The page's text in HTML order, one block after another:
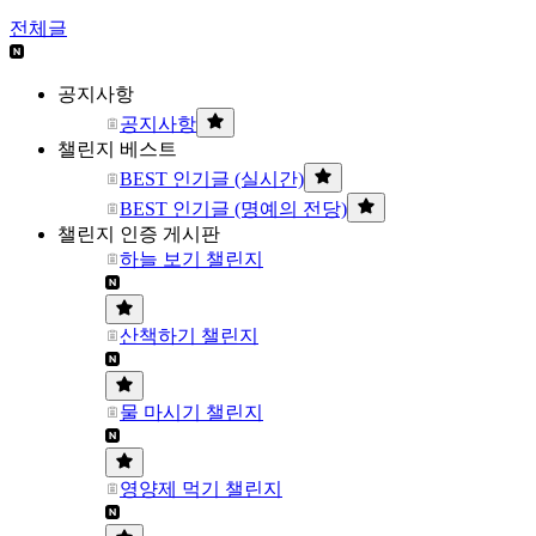
전체글
공지사항
공지사항
챌린지 베스트
BEST 인기글 (실시간)
BEST 인기글 (명예의 전당)
챌린지 인증 게시판
하늘 보기 챌린지
산책하기 챌린지
물 마시기 챌린지
영양제 먹기 챌린지